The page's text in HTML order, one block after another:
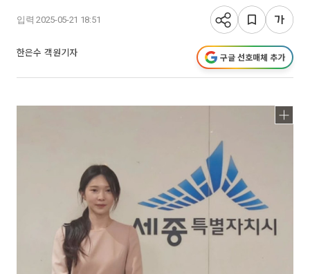
입력 2025-05-21 18:51
한은수 객원기자 구글 선호매체 추가